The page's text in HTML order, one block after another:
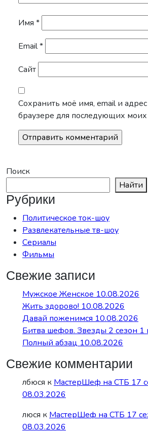
Имя *
Email*
Сайт
Сохранить моё имя, email и адрес
браузере для последующих
Поиск
Найти
Рубрики
Политическое ток-шоу
Развлекательные тв-шоу
Сериалы
Фильмы
Свежие записи
Мужское Женское 10.08.2026
Жить здорово! 10.08.2026
Давай поженимся 10.08.2026
Битва шефов. Звезды 2 сезон 1
Полный абзац 10.08.2026
Свежие комментарии
лбюся к МастерШеф на СТБ 17
08.03.2026
люся к МастерШеф на СТБ 17
08.03.2026